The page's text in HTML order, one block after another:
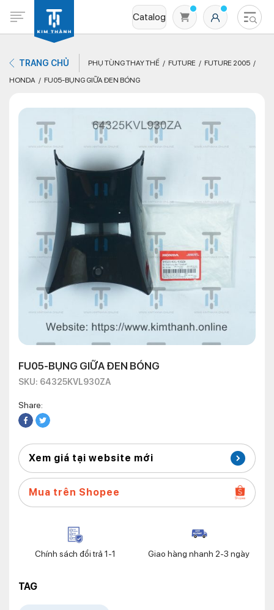
Catalog
Không có sản phẩm nào trong giỏ hàng
TRANG CHỦ PHỤ TÙNG THAY THẾ FUTURE
FUTURE 2005
HONDA
FU05-BỤNG GIỮA ĐEN BÓNG
FU05-BỤNG GIỮA ĐEN BÓNG
SKU: 64325KVL930ZA
Share:
Xem giá tại website mới
Mua trên Shopee
Chính sách đổi trả 1-1 Giao hàng nhanh 2-3 ngày
TAG